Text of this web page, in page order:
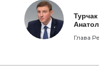
Глава